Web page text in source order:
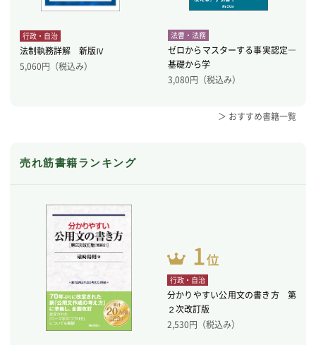
行政・自治
法制執務詳解 新版Ⅳ
5,060円（税込み）
法曹・法務
ゼロからマスターする事実認定―
基礎から学
3,080円（税込み）
＞ おすすめ書籍一覧
売れ筋書籍ランキング
行政・自治
分かりやすい公用文の書き方 第
２次改訂版
2,530円（税込み）